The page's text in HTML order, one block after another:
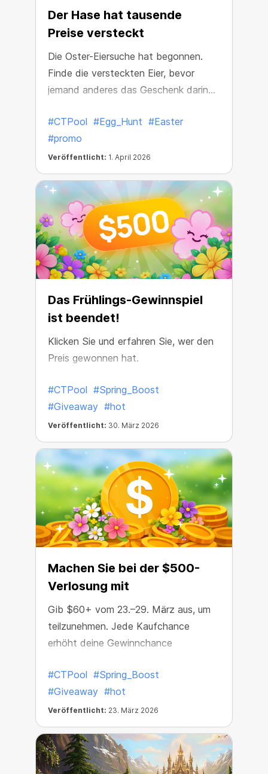
Der Hase hat tausende
Preise versteckt
Die Oster-Eiersuche hat begonnen.
Finde die versteckten Eier, bevor
jemand anderes das Geschenk darin
#CTPool #Egg_Hunt #Easter
#promo
Veröffentlicht: 1. April 2026
Das Frühlings-Gewinnspiel
ist beendet!
Klicken Sie und erfahren Sie, wer den
Preis gewonnen hat.
#CTPool #Spring_Boost
#Giveaway #hot
Veröffentlicht: 30. März 2026
Machen Sie bei der $500-
Verlosung mit
Gib $60+ vom 23.–29. März aus, um
teilzunehmen. Jede Kaufchance
erhöht deine Gewinnchance
#CTPool #Spring_Boost
#Giveaway #hot
Veröffentlicht: 23. März 2026